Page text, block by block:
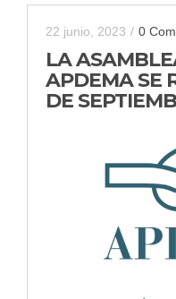
22 junio, 2023 / 0
LA
APDEMA SE
DE